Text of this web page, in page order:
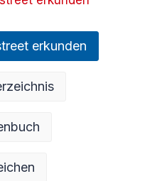
erkunden